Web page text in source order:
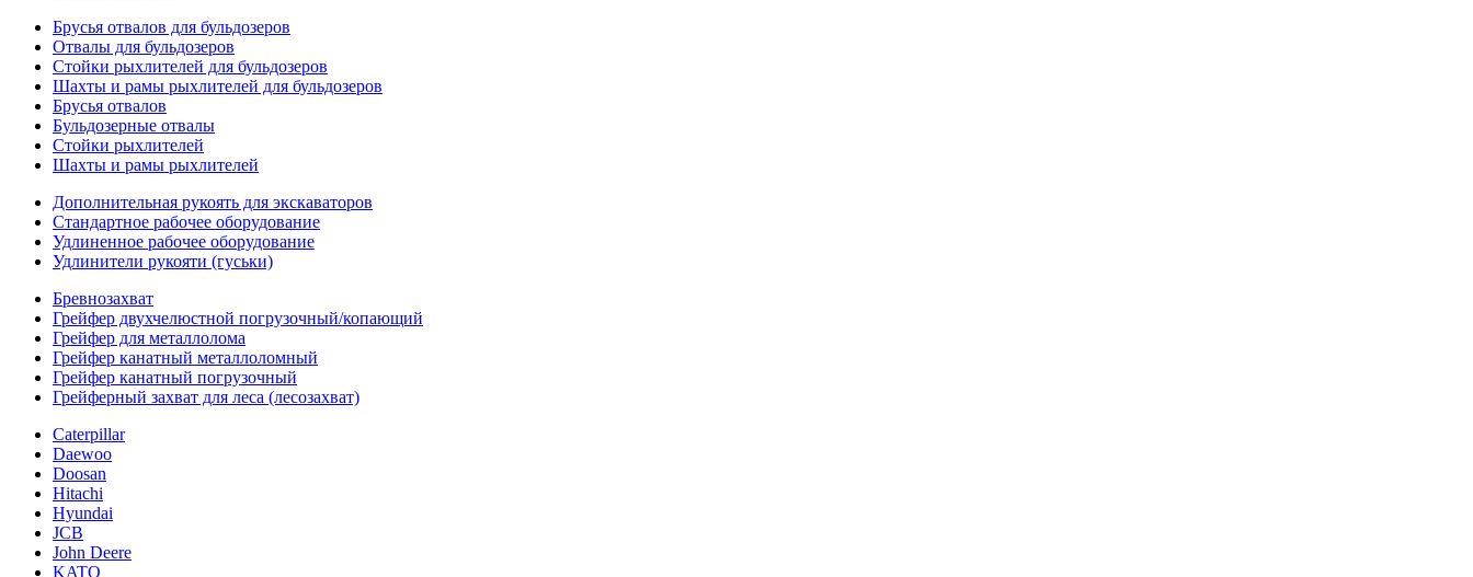
Брусья отвалов для бульдозеров
Отвалы для бульдозеров
Стойки рыхлителей для бульдозеров
Шахты и рамы рыхлителей для бульдозеров
Брусья отвалов
Бульдозерные отвалы
Стойки рыхлителей
Шахты и рамы рыхлителей
Дополнительная рукоять для экскаваторов
Стандартное рабочее оборудование
Удлиненное рабочее оборудование
Удлинители рукояти (гуськи)
Бревнозахват
Грейфер двухчелюстной погрузочный/копающий
Грейфер для металлолома
Грейфер канатный металлоломный
Грейфер канатный погрузочный
Грейферный захват для леса (лесозахват)
Caterpillar
Daewoo
Doosan
Hitachi
Hyundai
JCB
John Deere
KATO